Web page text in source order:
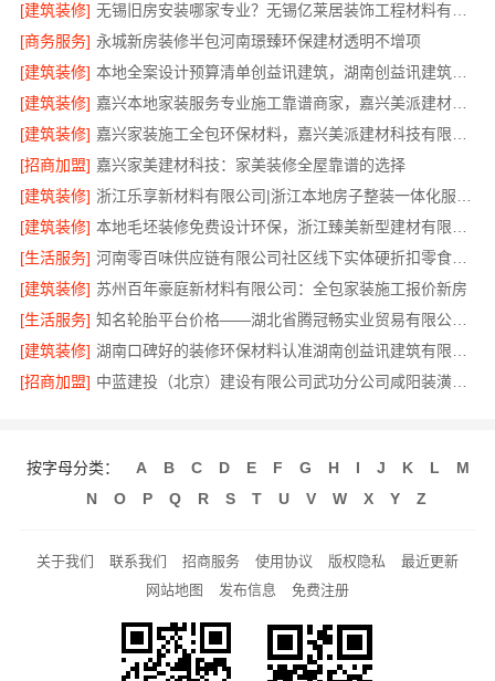
[建筑装修]
[商务服务] 永城新房装修半包河南璟臻环保建材透明不增项
[建筑装修]
本地全案设计预算清单创益讯建筑，湖南创益讯建筑有限公司
[建筑装修]
嘉兴本地家装服务专业施工靠谱商家，嘉兴美派建材科技有限公司
[建筑装修]
[招商加盟] 嘉兴家美建材科技：家美装修全屋靠谱的选择
[建筑装修]
[建筑装修]
[生活服务]
河南零百味供应链有限公司社区线下实体硬折扣零食铺全域盈利
[建筑装修] 苏州百年豪庭新材料有限公司：全包家装施工报价新房
[生活服务]
知名轮胎平台价格——湖北省腾冠畅实业贸易有限公司批发价揭秘
[建筑装修]
[招商加盟]
中蓝建投（北京）建设有限公司武功分公司咸阳装潢专业家装全包透明
按字母分类： A B C D E F G H I J K L
M
N
O P Q R S T U V W X Y Z
关于我们 联系我们 招商服务 使用协议 版权隐私
最近更新
网站地图
发布信息 免费注册